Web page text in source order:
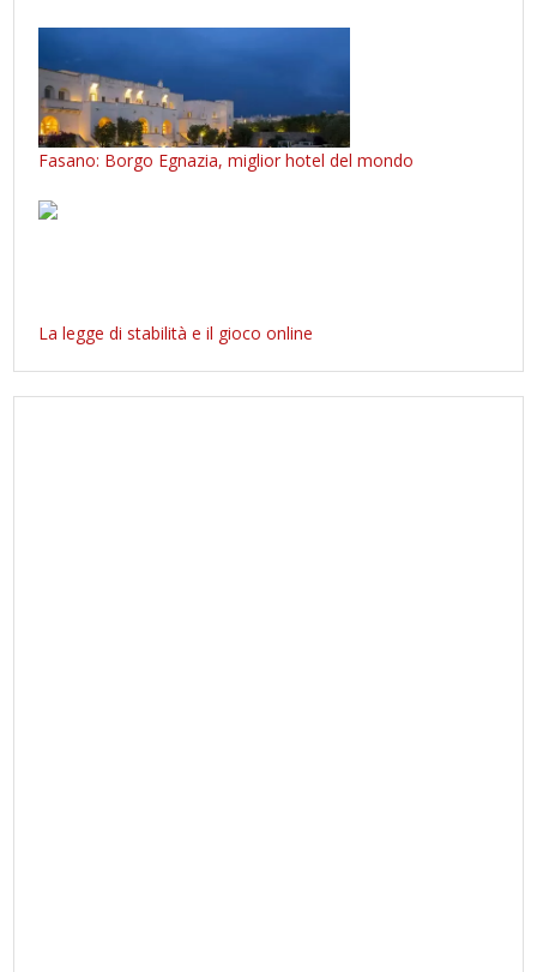
Fasano: Borgo Egnazia, miglior hotel del mondo
La legge di stabilità e il gioco online